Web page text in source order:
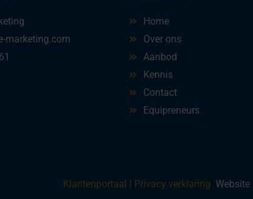
marketing.com
Home
Over ons
Aanbod
Kennis
Contact
Equipreneurs
Klantenportaal | Privacy verklaring